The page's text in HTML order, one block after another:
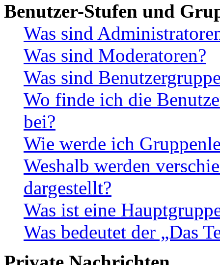
Benutzer-Stufen und
Was sind
Was sind Moderatoren?
Was sind
Wo finde ich die
bei?
Wie werde ich
Weshalb werden
dargestellt?
Was ist eine
Was bedeutet der „Das